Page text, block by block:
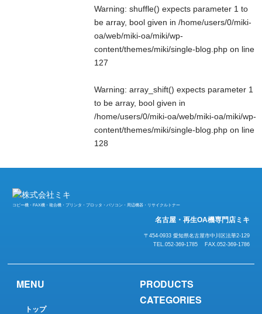
Warning: shuffle() expects parameter 1 to
be array, bool given in/home/users/0/miki-
oa/web/miki-oa/miki/wp-
content/themes/miki/single-blog.php on line
127
Warning: array_shift() expects parameter 1
to be array, bool given in
/home/users/0/miki-oa/web/miki-oa/miki/wp-
content/themes/miki/single-blog.php on line
128
コピー機・FAX機・複合機・プリンタ・プロッタ・パソコン・周辺機器・リサイクルトナー
名古屋・再生OA機専門店ミキ
〒454-0933 愛知県名古屋市中川区法華2-129
TEL.052-369-1785 FAX.052-369-1786
MENU
トップ
PRODUCTS
CATEGORIES